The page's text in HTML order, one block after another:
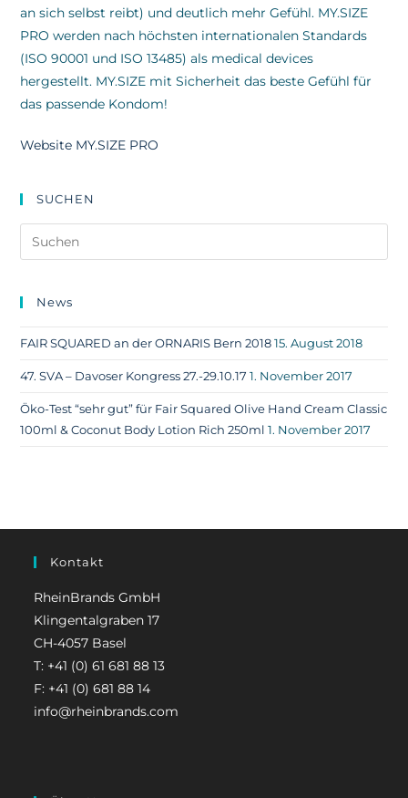
an sich selbst reibt) und deutlich mehr Gefühl. MY.SIZE
PRO werden nach höchsten internationalen Standards
(ISO 90001 und ISO 13485) als medical devices
hergestellt. MY.SIZE mit Sicherheit das beste Gefühl für
das passende Kondom!
Website MY.SIZE PRO
SUCHEN
News
FAIR SQUARED an der ORNARIS Bern 2018 15. August 2018
47. SVA – Davoser Kongress 27.-29.10.17 1. November 2017
Öko-Test “sehr gut” für Fair Squared Olive Hand Cream Classic
100ml & Coconut Body Lotion Rich 250ml 1. November 2017
Kontakt
RheinBrands GmbH
Klingentalgraben 17
CH-4057 Basel
T: +41 (0) 61 681 88 13
F: +41 (0) 681 88 14
info@rheinbrands.com